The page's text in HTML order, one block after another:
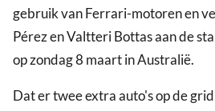
gebruik van Ferrari-motoren en
Pérez en Valtteri Bottas aan de
op zondag 8 maart in Australië.
Dat er twee extra auto's op de